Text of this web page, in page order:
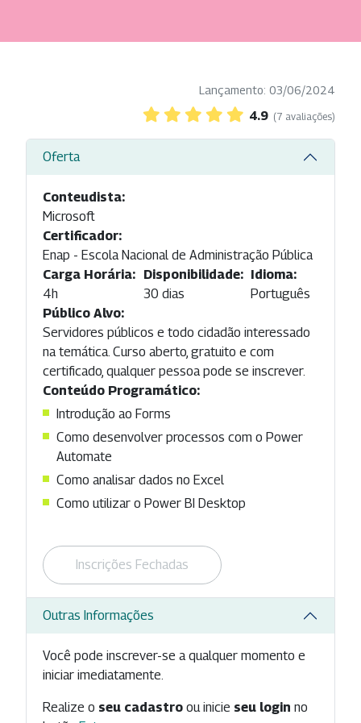
Lançamento: 03/06/2024
4.9 (7 avaliações)
Oferta
Conteudista:
Microsoft
Certificador:
Enap - Escola Nacional de Administração Pública
Carga Horária:
4h
Disponibilidade:
30 dias
Idioma:
Português
Público Alvo:
Servidores públicos e todo cidadão interessado
na temática. Curso aberto, gratuito e com
certificado, qualquer pessoa pode se inscrever.
Conteúdo Programático:
Introdução ao Forms
Como desenvolver processos com o Power
Automate
Como analisar dados no Excel
Como utilizar o Power BI Desktop
Inscrições Fechadas
Outras Informações
Você pode inscrever-se a qualquer momento e
iniciar imediatamente.
Realize o seu cadastro ou inicie seu login no